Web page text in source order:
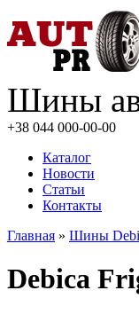
Шины
+38 044 000-00-00
Каталог
Новости
Статьи
Контакты
Главная » Шины
Debica